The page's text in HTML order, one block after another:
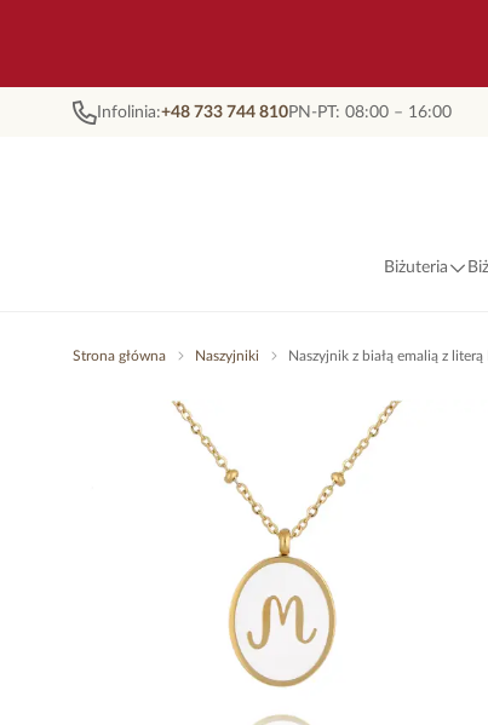
Infolinia:+48 733 744 810PN-PT: 08:00 – 16:00
Biżuteria
Strona główna Naszyjniki Naszyjnik z białą emalią z